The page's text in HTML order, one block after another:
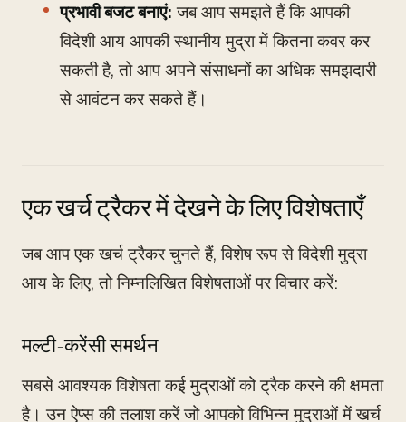
प्रभावी बजट बनाएं: जब आप समझते हैं कि आपकी
विदेशी आय आपकी स्थानीय मुद्रा में कितना कवर कर
सकती है, तो आप अपने संसाधनों का अधिक समझदारी
से आवंटन कर सकते हैं।
एक खर्च ट्रैकर में देखने के लिए विशेषताएँ
जब आप एक खर्च ट्रैकर चुनते हैं, विशेष रूप से विदेशी मुद्रा
आय के लिए, तो निम्नलिखित विशेषताओं पर विचार करें:
मल्टी-करेंसी समर्थन
सबसे आवश्यक विशेषता कई मुद्राओं को ट्रैक करने की क्षमता
है। उन ऐप्स की तलाश करें जो आपको विभिन्न मुद्राओं में खर्च